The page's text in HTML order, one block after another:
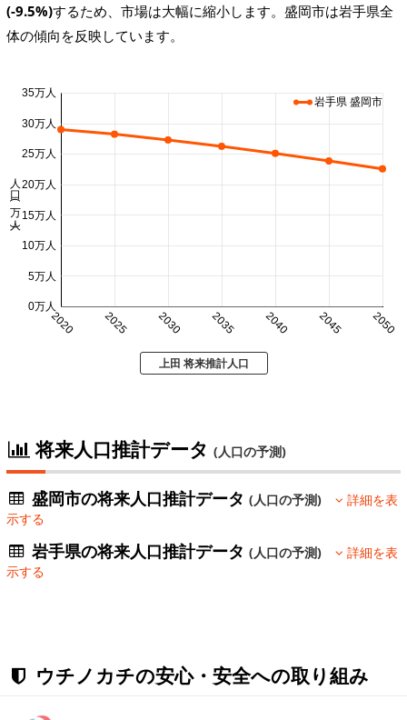
(-9.5%)するため、市場は大幅に縮小します。盛岡市は岩手県全
体の傾向を反映しています。
2020 2025 2030 2035 2040 2045 2050
0万人
5万人
10万人
15万人
20万人
25万人
30万人
35万人
人口 (万人)
岩手県 盛岡市
上田 将来推計人口
将来人口推計データ (人口の予測)
盛岡市の将来人口推計データ(人口の予測)
詳細を表
示する
岩手県の将来人口推計データ(人口の予測)
詳細を表
示する
ウチノカチの安心・安全への取り組み